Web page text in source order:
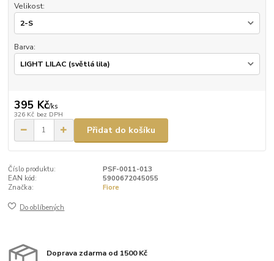
Velikost:
Barva:
395 Kč/ks
326 Kč bez DPH
Přidat do košíku
Číslo produktu:
PSF-0011-013
EAN kód:
5900672045055
Značka:
Fiore
Do oblíbených
Doprava zdarma od 1500 Kč